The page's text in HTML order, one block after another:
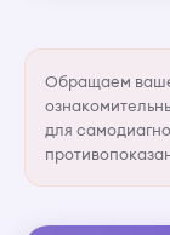
Обращаем
для